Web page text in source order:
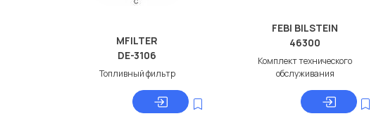
MFILTER
DE-3106
Топливный фильтр
FEBI BILSTEIN
46300
Комплект технического
обслуживания